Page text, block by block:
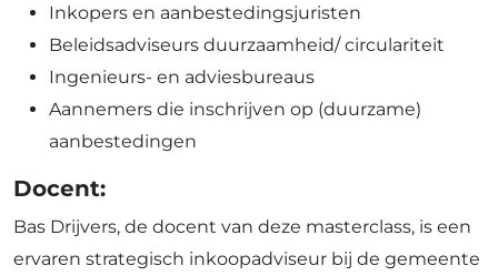
Inkopers en aanbestedingsjuristen
Beleidsadviseurs duurzaamheid/ circulariteit
Ingenieurs- en adviesbureaus
Aannemers die inschrijven op (duurzame)
aanbestedingen
Docent:
Bas Drijvers, de docent van deze masterclass, is een
ervaren strategisch inkoopadviseur bij de gemeente